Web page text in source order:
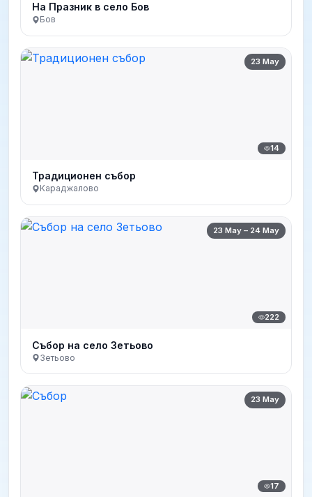
На Празник в село Бов
Бов
23 May
14
Традиционен събор
Караджалово
23 May – 24 May
222
Събор на село Зетьово
Зетьово
23 May
17